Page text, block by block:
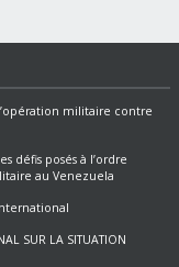
militaire contre
défis posés à l’ordre
au Venezuela
SUR LA SITUATION